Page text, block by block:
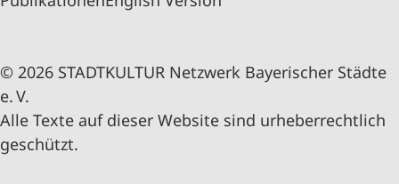
© 2026 STADTKULTUR Netzwerk Bayerischer Städte
e. V.
Alle Texte auf dieser Website sind urheberrechtlich
geschützt.